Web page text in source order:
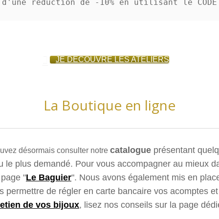
réduction de -10% en utilisant le
JE DÉCOUVRE LES ATELIERS
La Boutique en ligne
désormais consulter notre catalogue présentant
le plus demandé. Pour vous accompagner au mieux
"Le Baguier". Nous avons également mis en
permettre de régler en carte bancaire vos acomptes
de vos bijoux, lisez nos conseils sur la page